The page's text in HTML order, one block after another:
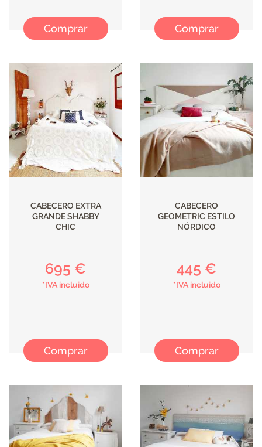
Comprar Comprar
CABECERO EXTRA
GRANDE SHABBY
CHIC
695 €
*IVA incluido
Comprar
CABECERO
GEOMETRIC ESTILO
NÓRDICO
445 €
*IVA incluido
Comprar